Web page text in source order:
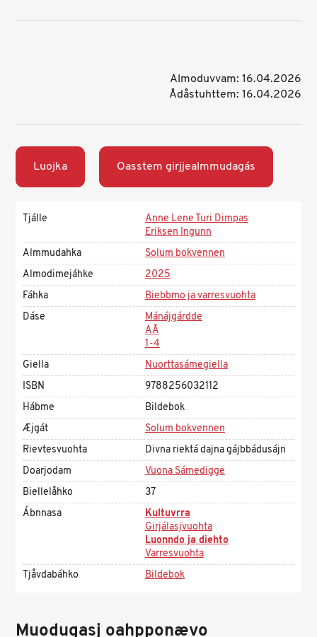
Almoduvvam: 16.04.2026
Ådåstuhttem: 16.04.2026
Luojka Oasstem girjjealmmudagás
Tjálle
Anne Lene Turi Dimpas
Eriksen Ingunn
Almmudahka
Solum bokvennen
Almodimejáhke
2025
Fáhka
Biebbmo ja varresvuohta
Dáse
Mánájgárdde
AÅ
1-4
Giella
Nuorttasámegiella
ISBN
9788256032112
Hábme
Bildebok
Æjgát
Solum bokvennen
Rievtesvuohta
Divna riektá dajna gájbbádusájn
Doarjodam
Vuona Sámedigge
Biellelåhko
37
Ábnnasa
Kultuvrra
Girjálasjvuohta
Luonndo ja diehto
Varresvuohta
Tjåvdabáhko
Bildebok
Muodugasj oahpponævo